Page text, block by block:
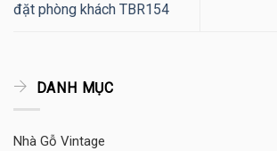
đặt phòng khách TBR154
DANH MỤC
Nhà Gỗ Vintage